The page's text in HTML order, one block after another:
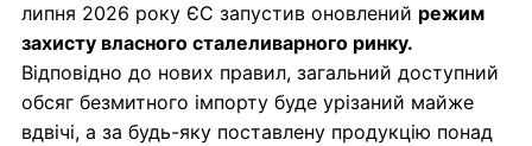
липня 2026 року ЄС запустив оновлений режим
захисту власного сталеливарного ринку.
Відповідно до нових правил, загальний доступний
обсяг безмитного імпорту буде урізаний майже
вдвічі, а за будь-яку поставлену продукцію понад